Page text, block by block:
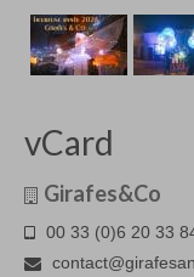
vCard
Girafes&Co
00 33 (0)6 20 33